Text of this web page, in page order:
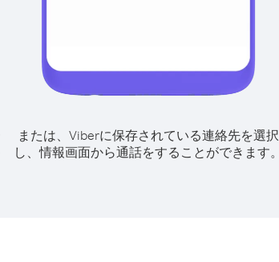
または、Viberに保存されている連絡先を選択
し、情報画面から通話をすることができます。